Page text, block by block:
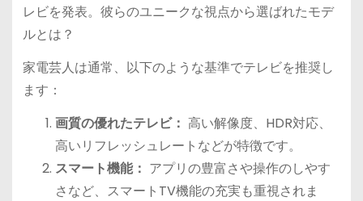
レビを発表。彼らのユニークな視点から選ばれたモデ
ルとは？
家電芸人は通常、以下のような基準でテレビを推奨し
ます：
画質の優れたテレビ： 高い解像度、HDR対応、
高いリフレッシュレートなどが特徴です。
スマート機能： アプリの豊富さや操作のしやす
さなど、スマートTV機能の充実も重視されま